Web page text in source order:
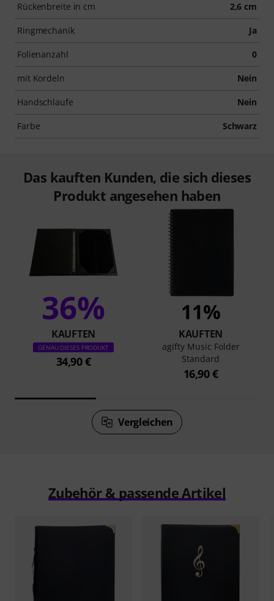
Rückenbreite in cm 2,6 cm
Ringmechanik Ja
Folienanzahl 0
mit Kordeln Nein
Handschlaufe Nein
Farbe Schwarz
Das kauften Kunden, die sich dieses
Produkt angesehen haben
36%
KAUFTEN
GENAU DIESES PRODUKT
34,90 €
11%
KAUFTEN
agifty Music Folder
Standard
16,90 €
Vergleichen
Zubehör & passende Artikel